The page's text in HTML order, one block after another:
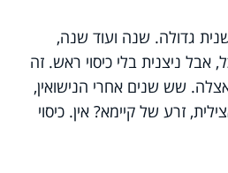
גדולה. שנה ועוד שנה,
ניצנית בלי כיסוי ראש. זה
שש שנים אחרי הנישואין,
זרע של קיימא? אין. כיסוי